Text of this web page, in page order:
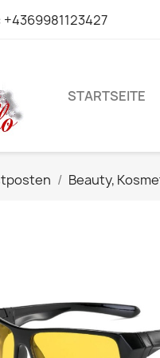
+4369981123427
STARTSEITE
Beauty,